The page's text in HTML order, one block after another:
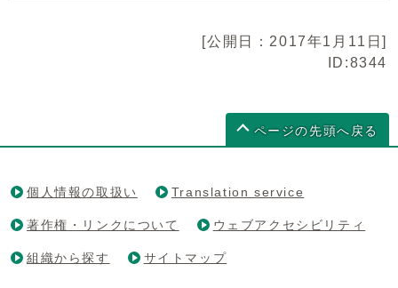
[公開日：2017年1月11日]
ID:8344
ページの先頭へ戻る
個人情報の取扱い Translation service
著作権・リンクについて ウェブアクセシビリティ
組織から探す サイトマップ